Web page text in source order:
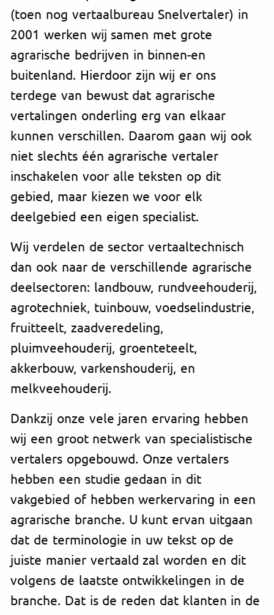
(toen nog vertaalbureau Snelvertaler) in
2001 werken wij samen met grote
agrarische bedrijven in binnen-en
buitenland. Hierdoor zijn wij er ons
terdege van bewust dat agrarische
vertalingen onderling erg van elkaar
kunnen verschillen. Daarom gaan wij ook
niet slechts één agrarische vertaler
inschakelen voor alle teksten op dit
gebied, maar kiezen we voor elk
deelgebied een eigen specialist.
Wij verdelen de sector vertaaltechnisch
dan ook naar de verschillende agrarische
deelsectoren: landbouw, rundveehouderij,
agrotechniek, tuinbouw, voedselindustrie,
fruitteelt, zaadveredeling,
pluimveehouderij, groenteteelt,
akkerbouw, varkenshouderij, en
melkveehouderij.
Dankzij onze vele jaren ervaring hebben
wij een groot netwerk van specialistische
vertalers opgebouwd. Onze vertalers
hebben een studie gedaan in dit
vakgebied of hebben werkervaring in een
agrarische branche. U kunt ervan uitgaan
dat de terminologie in uw tekst op de
juiste manier vertaald zal worden en dit
volgens de laatste ontwikkelingen in de
branche. Dat is de reden dat klanten in de